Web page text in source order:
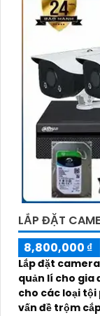
LẮP ĐẶT
8,800,000 ₫
Lắp đặt
quản lí cho gia
cho các loại
vấn đề trộm